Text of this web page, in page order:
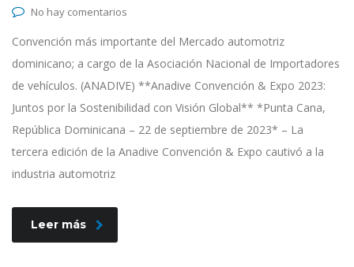
No hay comentarios
Convención más importante del Mercado automotriz
dominicano; a cargo de la Asociación Nacional de Importadores
de vehículos. (ANADIVE) **Anadive Convención & Expo 2023:
Juntos por la Sostenibilidad con Visión Global** *Punta Cana,
República Dominicana – 22 de septiembre de 2023* – La
tercera edición de la Anadive Convención & Expo cautivó a la
industria automotriz
Leer más